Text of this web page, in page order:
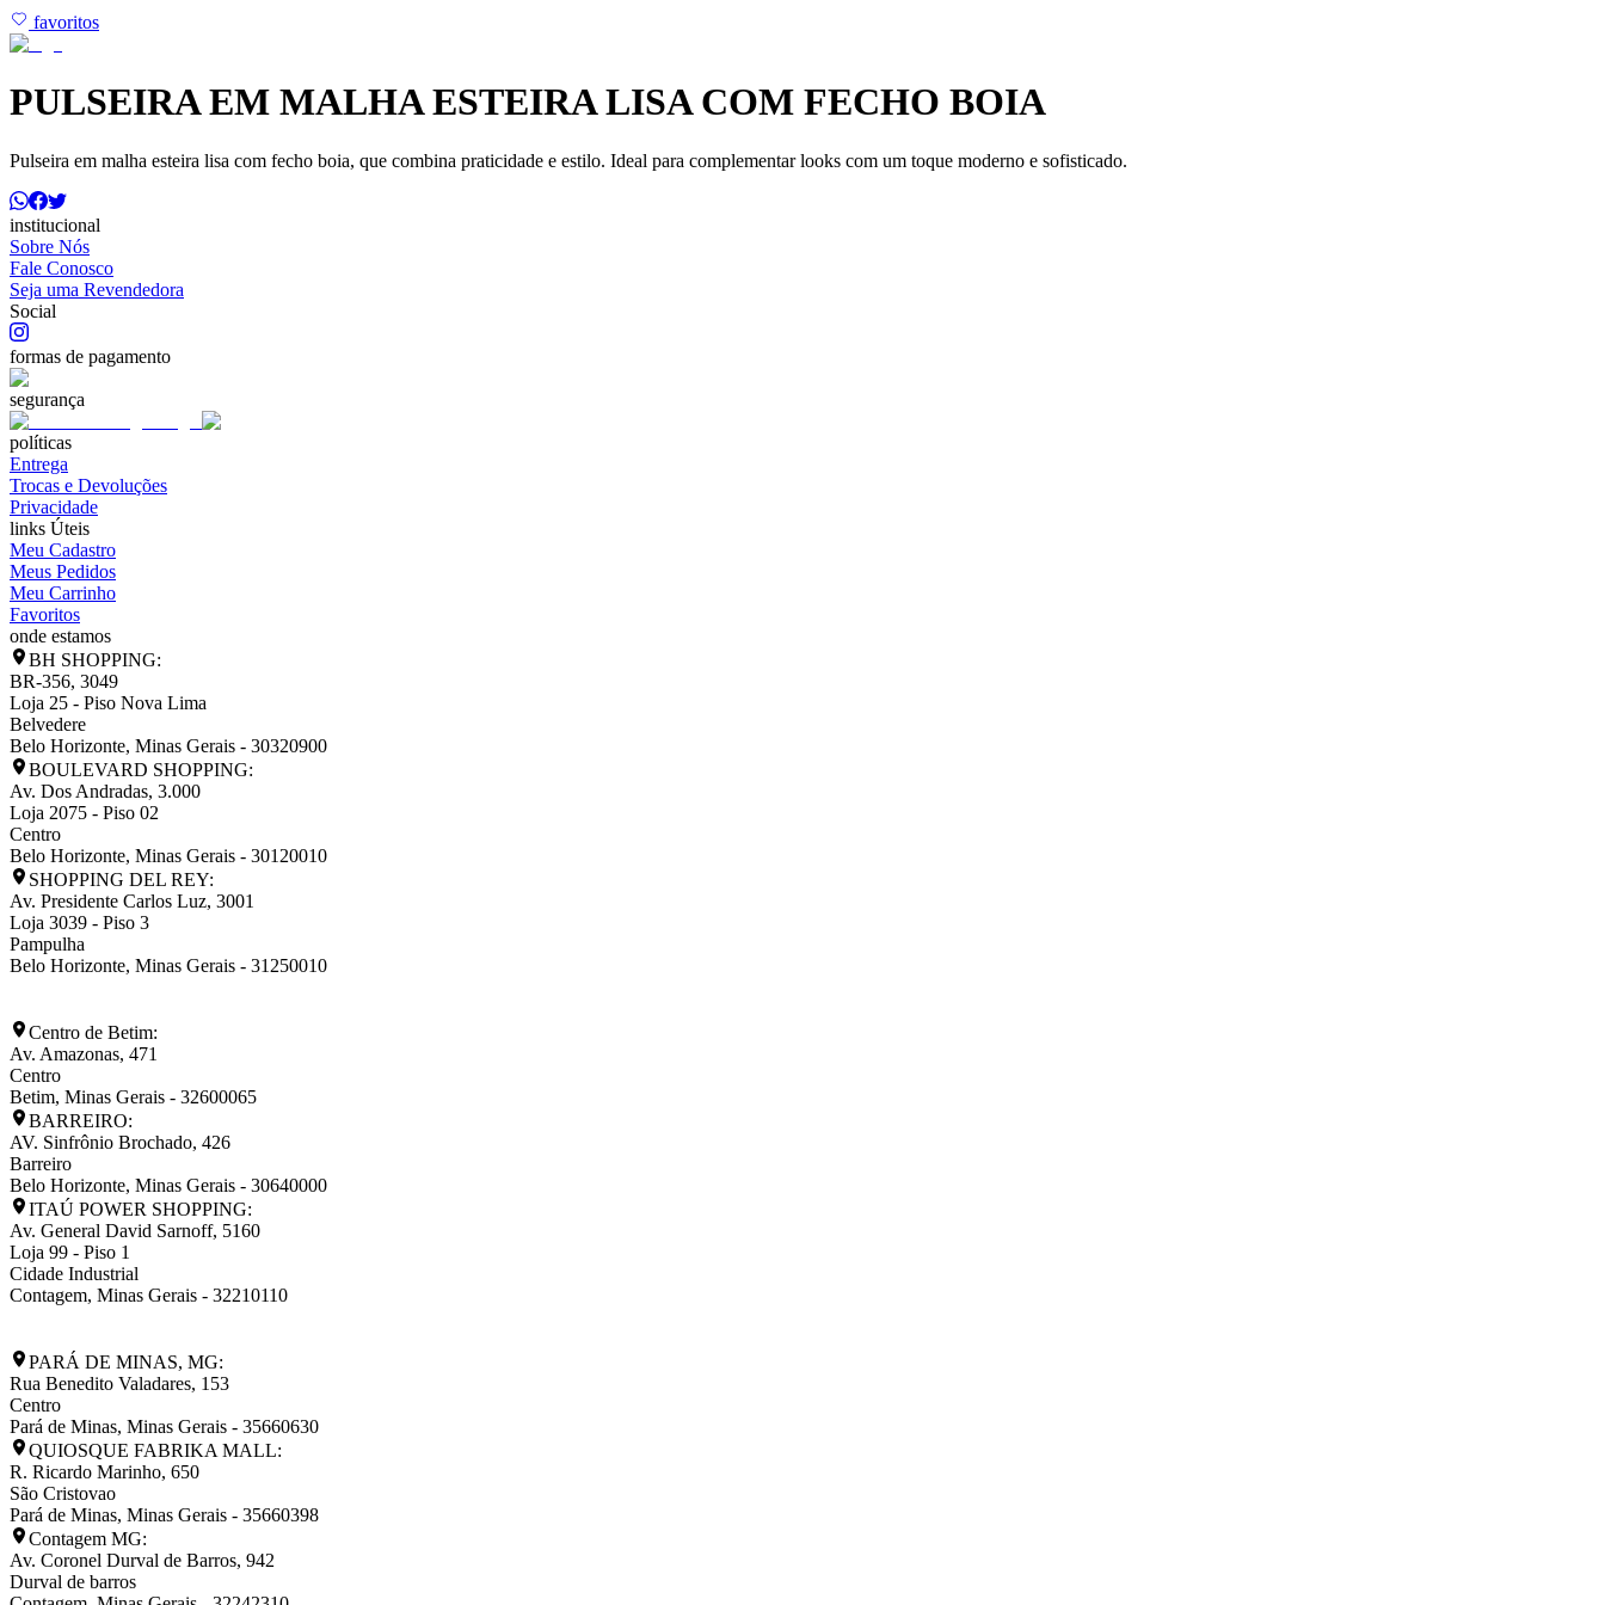
favoritos
PULSEIRA EM MALHA ESTEIRA LISA COM FECHO BOIA
Pulseira em malha esteira lisa com fecho boia, que combina praticidade e estilo. Ideal para complementar looks com um toque moderno e sofisticado.
institucional
Sobre Nós
Fale Conosco
Seja uma Revendedora
Social
formas de pagamento
segurança
políticas
Entrega
Trocas e Devoluções
Privacidade
links Úteis
Meu Cadastro
Meus Pedidos
Meu Carrinho
Favoritos
onde estamos
BH SHOPPING:
BR-356, 3049
Loja 25 - Piso Nova Lima
Belvedere
Belo Horizonte, Minas Gerais - 30320900
BOULEVARD SHOPPING:
Av. Dos Andradas, 3.000
Loja 2075 - Piso 02
Centro
Belo Horizonte, Minas Gerais - 30120010
SHOPPING DEL REY:
Av. Presidente Carlos Luz, 3001
Loja 3039 - Piso 3
Pampulha
Belo Horizonte, Minas Gerais - 31250010
Centro de Betim:
Av. Amazonas, 471
Centro
Betim, Minas Gerais - 32600065
BARREIRO:
AV. Sinfrônio Brochado, 426
Barreiro
Belo Horizonte, Minas Gerais - 30640000
ITAÚ POWER SHOPPING:
Av. General David Sarnoff, 5160
Loja 99 - Piso 1
Cidade Industrial
Contagem, Minas Gerais - 32210110
PARÁ DE MINAS, MG:
Rua Benedito Valadares, 153
Centro
Pará de Minas, Minas Gerais - 35660630
QUIOSQUE FABRIKA MALL:
R. Ricardo Marinho, 650
São Cristovao
Pará de Minas, Minas Gerais - 35660398
Contagem MG:
Av. Coronel Durval de Barros, 942
Durval de barros